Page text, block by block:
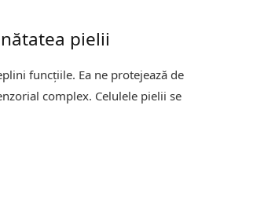
pielii
funcțiile. Ea ne protejează de
complex. Celulele pielii se